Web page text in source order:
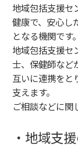
地域包括支援セ
健康で、安心し
となる機関です。
地域包括支援セ
士、保健師など
互いに連携をと
支えます。
ご相談などに関
・地域支